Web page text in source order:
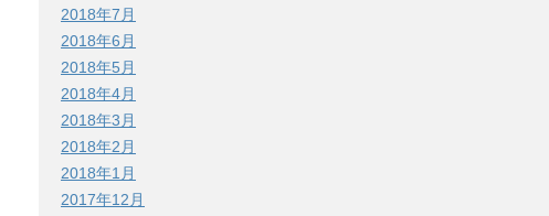
2018年7月
2018年6月
2018年5月
2018年4月
2018年3月
2018年2月
2018年1月
2017年12月